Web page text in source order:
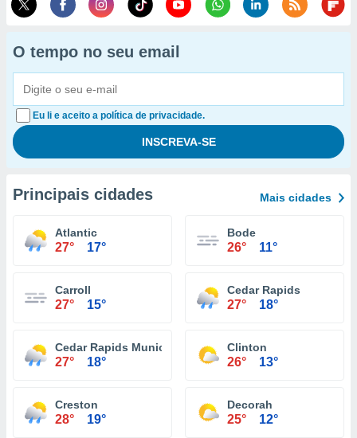
O tempo no seu email
Eu li e aceito a política de privacidade.
Principais cidades Mais cidades
Atlantic
27° 17°
Bode
26° 11°
Carroll
27° 15°
Cedar Rapids
27° 18°
Cedar Rapids Municipal Airport
27° 18°
Clinton
26° 13°
Creston
28° 19°
Decorah
25° 12°